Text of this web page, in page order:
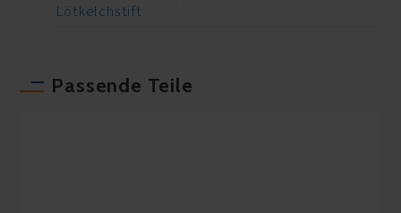
Lötkelchstift
Passende Teile